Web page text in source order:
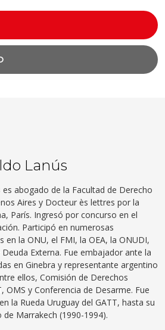
Lanús
es abogado de la Facultad de Derecho
Aires y Docteur ès lettres por la
París. Ingresó por concurso en el
Participó en numerosas
en la ONU, el FMI, la OEA, la ONUDI,
Externa. Fue embajador ante la
en Ginebra y representante argentino
ellos, Comisión de Derechos
OMS y Conferencia de Desarme. Fue
la Rueda Uruguay del GATT, hasta su
Marrakech (1990-1994).